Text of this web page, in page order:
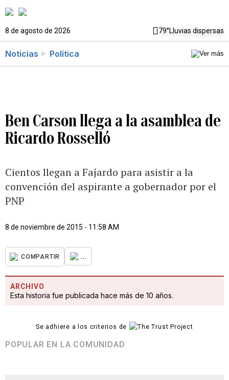
8 de agosto de 2026 79°Lluvias dispersas
Noticias Política
Ben Carson llega a la asamblea de
Ricardo Rosselló
Cientos llegan a Fajardo para asistir a la
convención del aspirante a gobernador por el
PNP
8 de noviembre de 2015 - 11:58 AM
COMPARTIR ...
ARCHIVO
Esta historia fue publicada hace más de 10 años.
Se adhiere a los criterios de
POPULAR EN LA COMUNIDAD